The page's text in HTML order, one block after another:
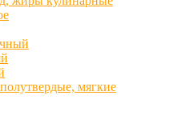
мягкие